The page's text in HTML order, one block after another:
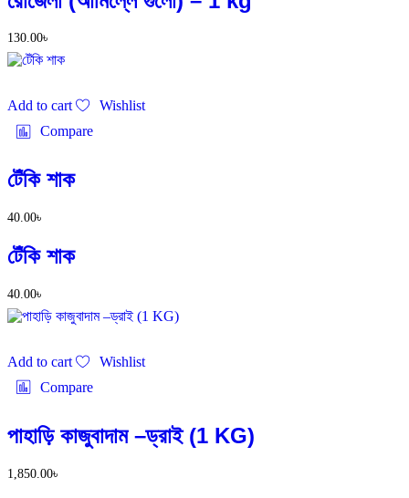
130.00৳
Add to cart
Wishlist
Compare
টেঁকি শাক
40.00৳
টেঁকি শাক
40.00৳
Add to cart
Wishlist
Compare
পাহাড়ি কাজুবাদাম –ড্রাই (1 KG)
1,850.00৳